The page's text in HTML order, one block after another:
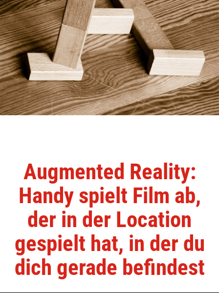
Augmented Reality:
Handy spielt Film ab,
der in der Location
gespielt hat, in der du
dich gerade befindest